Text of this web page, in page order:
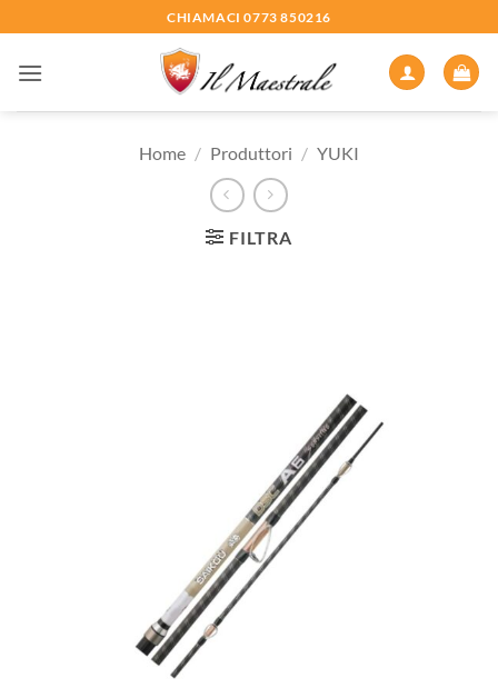
ai
contenuti
CHIAMACI 0773 850216
Home / Produttori / YUKI
FILTRA